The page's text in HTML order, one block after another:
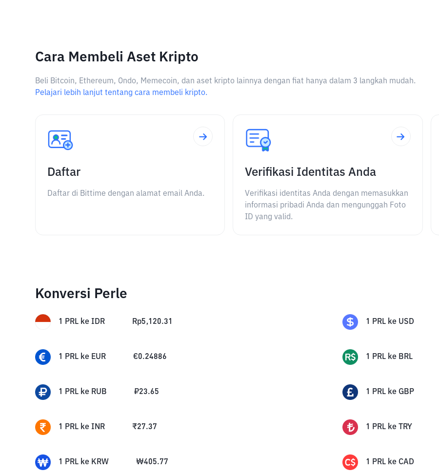
Cara Membeli Aset Kripto
Beli Bitcoin, Ethereum, Ondo, Memecoin, dan aset kripto lainnya dengan fiat hanya dalam 3 langkah mudah.
Pelajari lebih lanjut tentang cara membeli kripto.
Daftar
Daftar di Bittime dengan alamat email Anda.
Verifikasi Identitas Anda
Verifikasi identitas Anda dengan memasukkan
informasi pribadi Anda dan mengunggah Foto
ID yang valid.
Konversi Perle
1 PRL ke IDR Rp5,120.31 1 PRL ke USD
1 PRL ke EUR €0.24886 1 PRL ke BRL
1 PRL ke RUB ₽23.65 1 PRL ke GBP
1 PRL ke INR ₹27.37 1 PRL ke TRY
1 PRL ke KRW ₩405.77 1 PRL ke CAD